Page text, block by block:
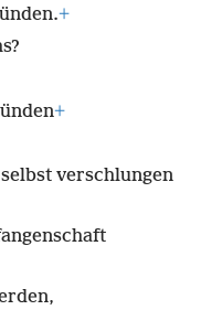
+
+
verschlungen